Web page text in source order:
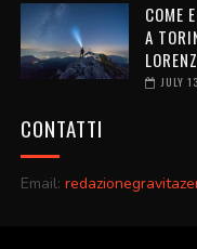
COME
A
JULY
CONTATTI
Email: